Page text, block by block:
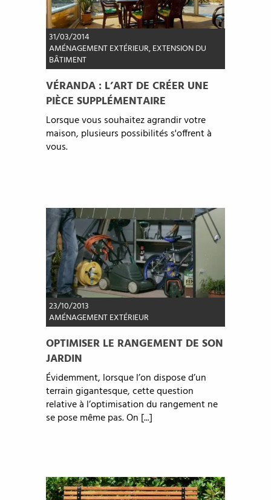
31/03/2014
AMÉNAGEMENT EXTÉRIEUR,EXTENSION DU
BÂTIMENT
VÉRANDA : L’ART DE CRÉER UNE
PIÈCE SUPPLÉMENTAIRE
Lorsque vous souhaitez agrandir votre
maison, plusieurs possibilités s'offrent à
vous.
23/10/2013
AMÉNAGEMENT EXTÉRIEUR
OPTIMISER LE RANGEMENT DE SON
JARDIN
Évidemment, lorsque l’on dispose d’un
terrain gigantesque, cette question
relative à l’optimisation du rangement ne
se pose même pas. On [...]